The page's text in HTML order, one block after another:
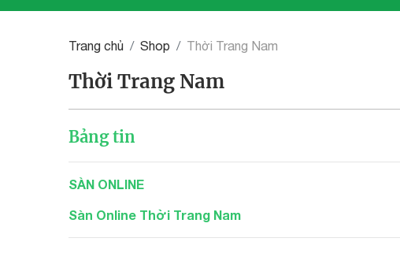
Trang chủ Shop Thời Trang Nam
Thời Trang Nam
Bảng tin
SÀN ONLINE
Sàn Online Thời Trang Nam